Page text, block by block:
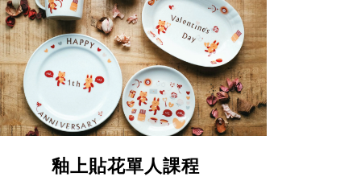
釉上貼花單人課程